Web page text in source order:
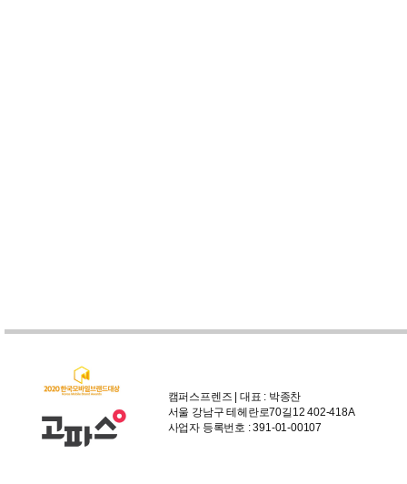
캠퍼스프렌즈 | 대표 : 박종찬
서울 강남구 테헤란로70길12 402-418A
사업자 등록번호 : 391-01-00107